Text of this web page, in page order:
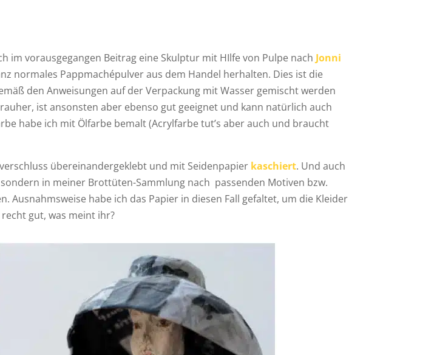
im vorausgegangen Beitrag eine Skulptur mit HIlfe von Pulpe nach Jonni
normales Pappmachépulver aus dem Handel herhalten. Dies ist die
den Anweisungen auf der Verpackung mit Wasser gemischt werden
ist ansonsten aber ebenso gut geeignet und kann natürlich auch
habe ich mit Ölfarbe bemalt (Acrylfarbe tut’s aber auch und braucht
übereinandergeklebt und mit Seidenpapier kaschiert. Und auch
in meiner Brottüten-Sammlung nach passenden Motiven bzw.
Ausnahmsweise habe ich das Papier in diesen Fall gefaltet, um die Kleider
gut, was meint ihr?